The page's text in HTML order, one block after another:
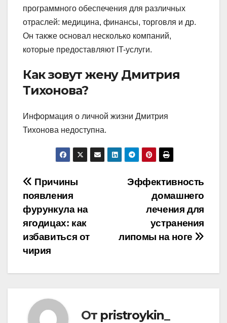
программного обеспечения для различных
отраслей: медицина, финансы, торговля и др.
Он также основал несколько компаний,
которые предоставляют IT-услуги.
Как зовут жену Дмитрия
Тихонова?
Информация о личной жизни Дмитрия
Тихонова недоступна.
Навигация
по
записям
Эффективность
домашнего
лечения для
устранения
липомы на ноге
Причины
появления
фурункула на
ягодицах: как
избавиться от
чирия
От pristroykin_